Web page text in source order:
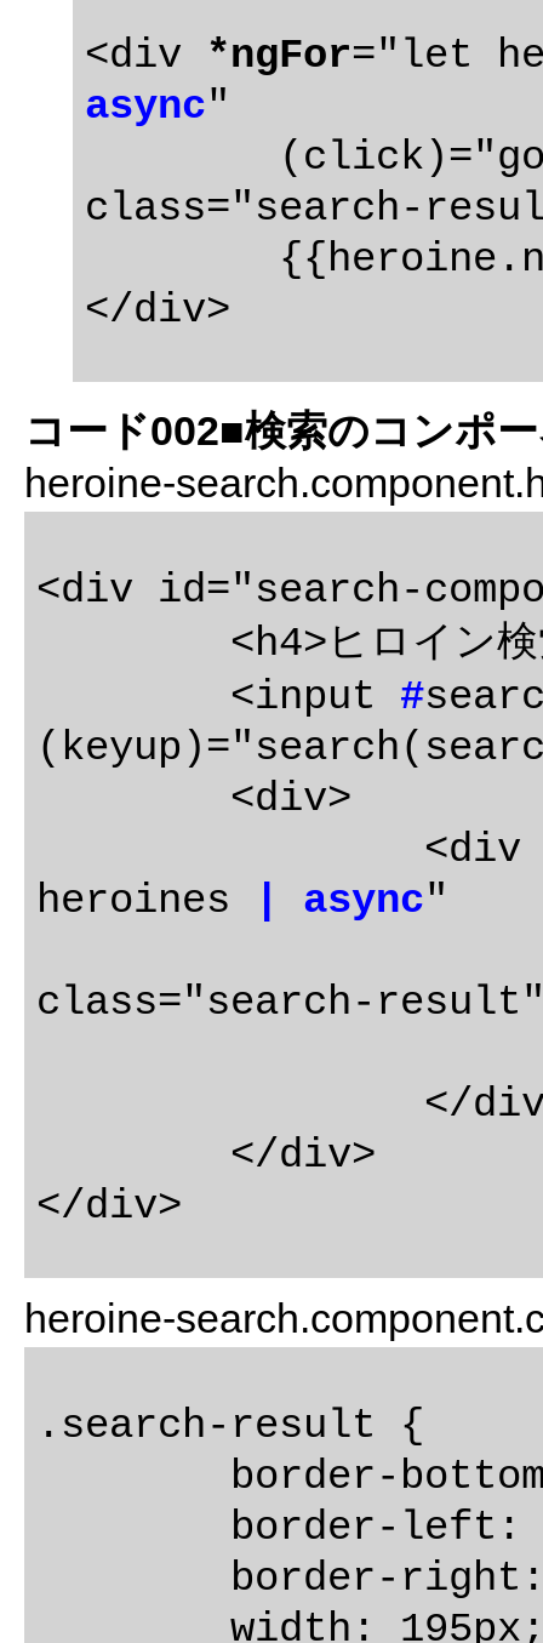
<div *ngFor="let
async"
class="search-
コード002■検索のコンポ
heroine-
<div id="search-
	<input
#
heroines
| async"
class="search-
heroine-
.search-result {